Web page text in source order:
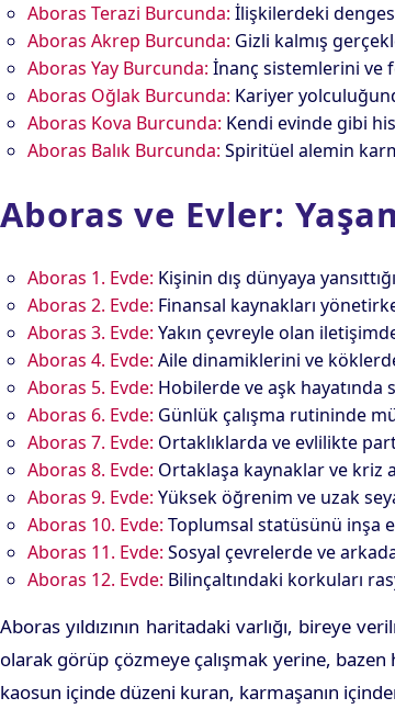
Aboras Terazi Burcunda: İlişkilerdeki
Aboras Akrep Burcunda: Gizli kalmış
Aboras Yay Burcunda: İnanç sistemlerini ve
Aboras Oğlak Burcunda: Kariyer
Aboras Kova Burcunda: Kendi evinde gibi
Aboras Balık Burcunda: Spiritüel alemin
Aboras ve Evler:
Aboras 1. Evde: Kişinin dış dünyaya
Aboras 2. Evde: Finansal kaynakları
Aboras 3. Evde: Yakın çevreyle olan
Aboras 4. Evde: Aile dinamiklerini ve
Aboras 5. Evde: Hobilerde ve aşk
Aboras 6. Evde: Günlük çalışma rutininde
Aboras 7. Evde: Ortaklıklarda ve evlilikte
Aboras 8. Evde: Ortaklaşa kaynaklar ve kriz
Aboras 9. Evde: Yüksek öğrenim ve uzak
Aboras 10. Evde: Toplumsal statüsünü inşa
Aboras 11. Evde: Sosyal çevrelerde ve
Aboras 12. Evde: Bilinçaltındaki korkuları
Aboras yıldızının haritadaki varlığı, bireye
olarak görüp çözmeye çalışmak yerine, bazen
kaosun içinde düzeni kuran, karmaşanın